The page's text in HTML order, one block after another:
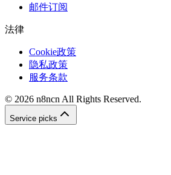
邮件订阅
法律
Cookie政策
隐私政策
服务条款
© 2026 n8ncn All Rights Reserved.
Service picks